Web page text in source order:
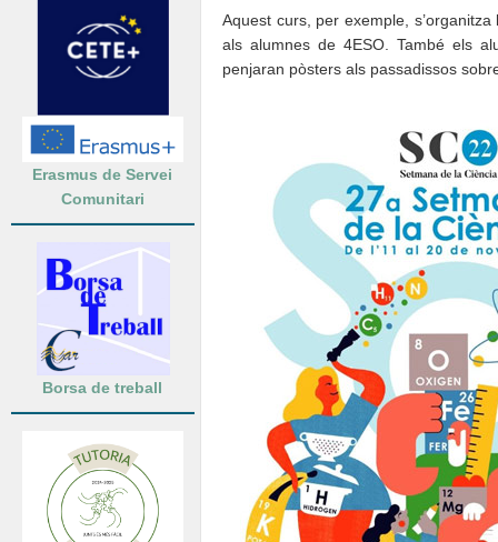
Erasmus de Servei
Comunitari
Borsa de treball
Aquest curs, per exemple,
als alumnes de 4ESO. També els
penjaran pòsters als passadissos